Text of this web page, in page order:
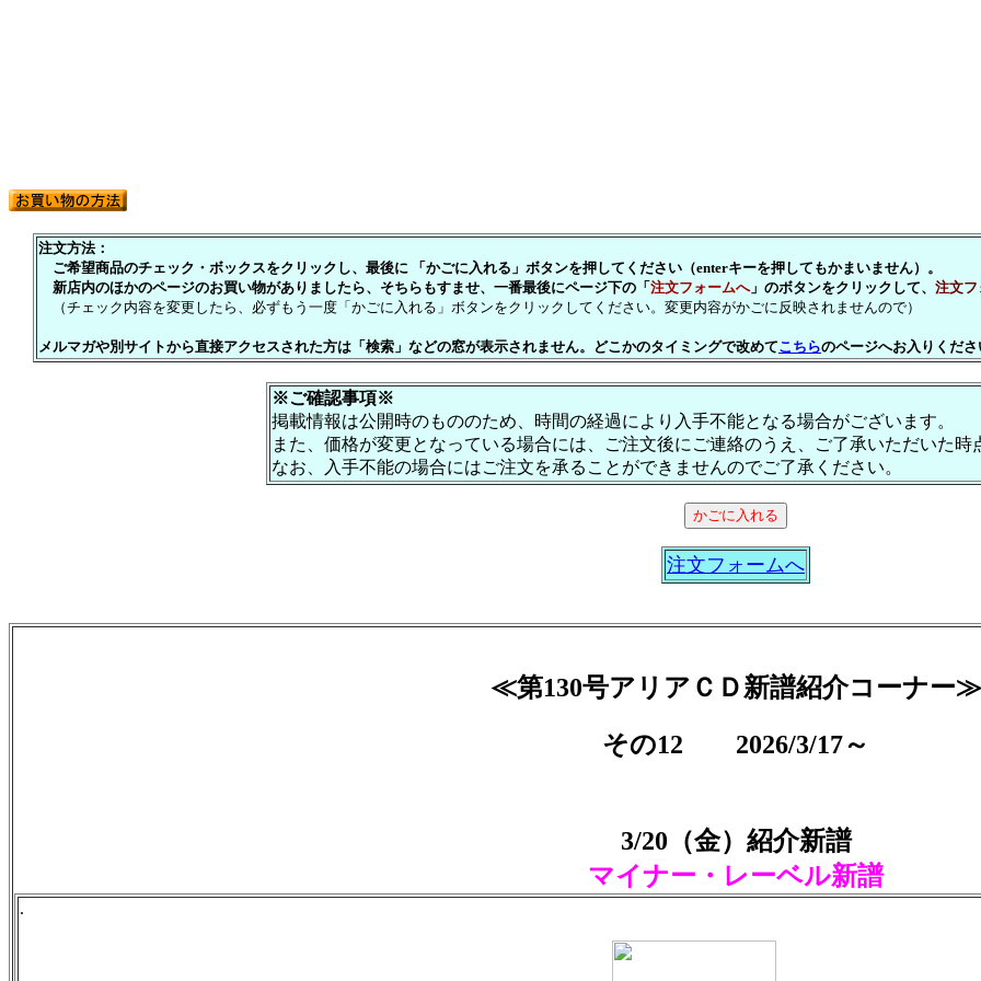
注文方法：
ご希望商品のチェック・ボックスをクリックし、最後に 「かごに入れる」ボタンを押してください（enterキーを押してもかまいません）。
新店内のほかのページのお買い物がありましたら、そちらもすませ、一番最後にページ下の「 注文フォームへ」のボタンをクリックして、 注文フ
（チェック内容を変更したら、必ずもう一度「かごに入れる」ボタンをクリックしてください。変更内容がかごに反映されませんので）
メルマガや別サイトから直接アクセスされた方は「検索」などの窓が表示されません。どこかのタイミングで改めてこちらのページへお入りくだ
※ご確認事項※
掲載情報は公開時のもののため、時間の経過により入手不能となる場合がございます。
また、価格が変更となっている場合には、ご注文後にご連絡のうえ、ご了承いただいた
なお、入手不能の場合にはご注文を承ることができませんのでご了承ください。
注文フォームへ
≪第130号アリアＣＤ新譜紹介コーナー≫
その12 2026/3/17～
3/20（金）紹介新譜
マイナー・レーベル新譜
.